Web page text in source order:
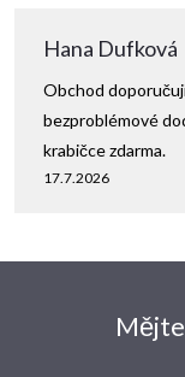
Hana Dufková
17.7.2026
Obchod
bezproblémové
krabičce zdarma.